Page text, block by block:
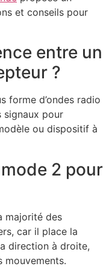
et conseils pour
entre un
?
forme d’ondes radio
signaux pour
ou dispositif à
2 pour
majorité des
car il place la
direction à droite,
mouvements.